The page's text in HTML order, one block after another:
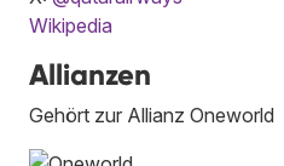
Wikipedia
Allianzen
Gehört zur Allianz Oneworld